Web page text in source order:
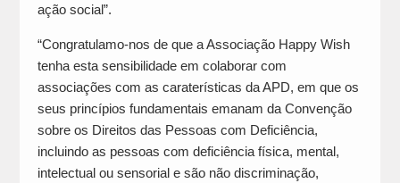
ação social”.
“Congratulamo-nos de que a Associação Happy Wish
tenha esta sensibilidade em colaborar com
associações com as caraterísticas da APD, em que os
seus princípios fundamentais emanam da Convenção
sobre os Direitos das Pessoas com Deficiência,
incluindo as pessoas com deficiência física, mental,
intelectual ou sensorial e são não discriminação,